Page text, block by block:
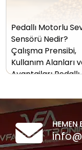
Pedallı Motorlu
Sensörü Nedir?
Çalışma Prensibi,
Kullanım Alanları
Avantajları
HEMEN